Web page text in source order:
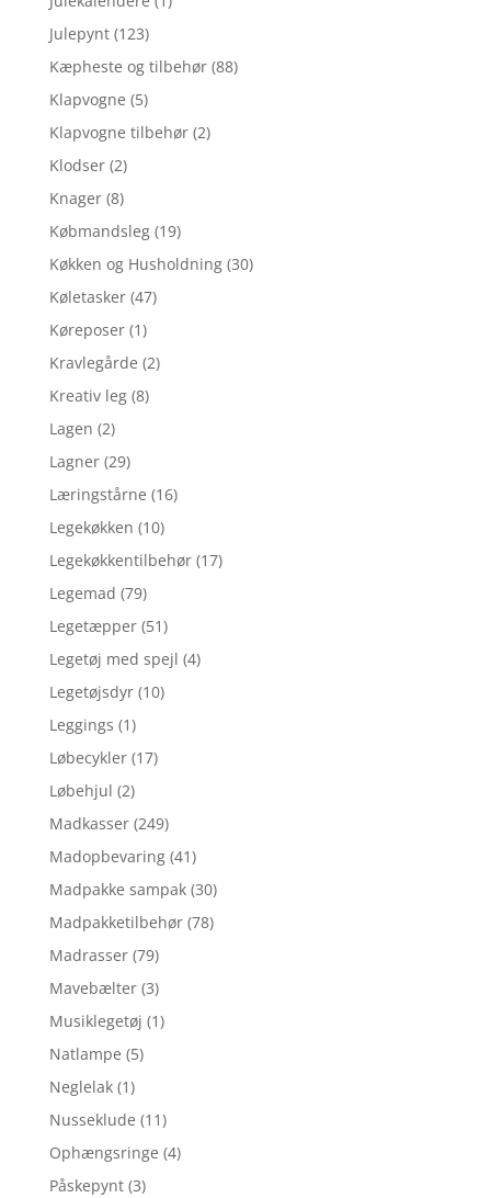
Julepynt (123)
Kæpheste og tilbehør (88)
Klapvogne (5)
Klapvogne tilbehør (2)
Klodser (2)
Knager (8)
Købmandsleg (19)
Køkken og Husholdning (30)
Køletasker (47)
Køreposer (1)
Kravlegårde (2)
Kreativ leg (8)
Lagen (2)
Lagner (29)
Læringstårne (16)
Legekøkken (10)
Legekøkkentilbehør (17)
Legemad (79)
Legetæpper (51)
Legetøj med spejl (4)
Legetøjsdyr (10)
Leggings (1)
Løbecykler (17)
Løbehjul (2)
Madkasser (249)
Madopbevaring (41)
Madpakke sampak (30)
Madpakketilbehør (78)
Madrasser (79)
Mavebælter (3)
Musiklegetøj (1)
Natlampe (5)
Neglelak (1)
Nusseklude (11)
Ophængsringe (4)
Påskepynt (3)